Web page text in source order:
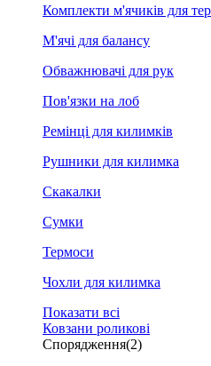
Комплекти м'ячиків для
М'ячі для балансу
Обважнювачі для рук
Пов'язки на лоб
Ремінці для килимків
Рушники для килимка
Скакалки
Сумки
Термоси
Чохли для килимка
Показати всі
Ковзани роликові
Спорядження(2)